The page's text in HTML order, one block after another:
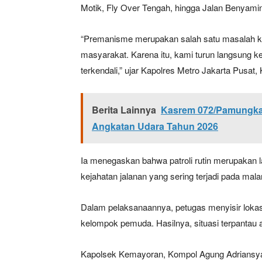
Motik, Fly Over Tengah, hingga Jalan
“Premanisme merupakan salah satu masalah
masyarakat. Karena itu, kami turun langsung
terkendali,” ujar Kapolres Metro Jakarta
Berita Lainnya Kasrem 072/
Angkatan Udara Tahun 2026
Ia menegaskan bahwa patroli rutin
kejahatan jalanan yang sering terjadi pada
Dalam pelaksanaannya, petugas menyisir
kelompok pemuda. Hasilnya, situasi terpantau
Kapolsek Kemayoran, Kompol Agung